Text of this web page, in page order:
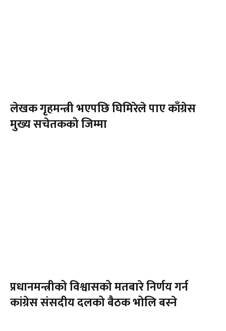
लेखक गृहमन्त्री भएपछि घिमिरेले पाए काँग्रेस
मुख्य सचेतकको जिम्मा
प्रधानमन्त्रीको विश्वासको मतबारे निर्णय गर्न
कांग्रेस संसदीय दलको बैठक भोलि बस्ने